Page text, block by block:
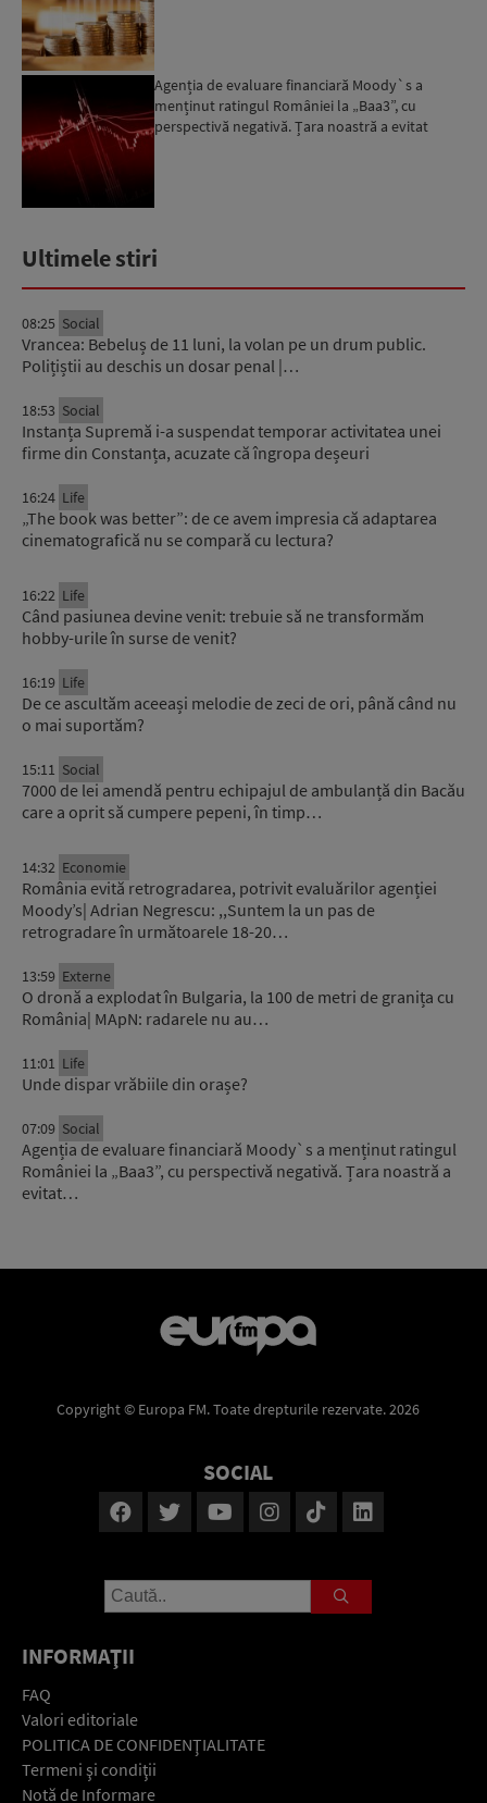
Agenția de evaluare financiară Moody`s a
menținut ratingul României la „Baa3”, cu
perspectivă negativă. Țara noastră a evitat
Ultimele stiri
08:25 Social
Vrancea: Bebeluș de 11 luni, la volan pe un drum public.
Polițiștii au deschis un dosar penal |…
18:53 Social
Instanța Supremă i-a suspendat temporar activitatea unei
firme din Constanța, acuzate că îngropa deșeuri
16:24 Life
„The book was better”: de ce avem impresia că adaptarea
cinematografică nu se compară cu lectura?
16:22 Life
Când pasiunea devine venit: trebuie să ne transformăm
hobby-urile în surse de venit?
16:19 Life
De ce ascultăm aceeași melodie de zeci de ori, până când nu
o mai suportăm?
15:11 Social
7000 de lei amendă pentru echipajul de ambulanță din Bacău
care a oprit să cumpere pepeni, în timp…
14:32 Economie
România evită retrogradarea, potrivit evaluărilor agenției
Moody’s| Adrian Negrescu: ,,Suntem la un pas de
retrogradare în următoarele 18-20…
13:59 Externe
O dronă a explodat în Bulgaria, la 100 de metri de granița cu
România| MApN: radarele nu au…
11:01 Life
Unde dispar vrăbiile din orașe?
07:09 Social
Agenția de evaluare financiară Moody`s a menținut ratingul
României la „Baa3”, cu perspectivă negativă. Țara noastră a
evitat…
Copyright © Europa FM. Toate drepturile rezervate. 2026
SOCIAL
INFORMAŢII
FAQ
Valori editoriale
POLITICA DE CONFIDENŢIALITATE
Termeni şi condiţii
Notă de Informare